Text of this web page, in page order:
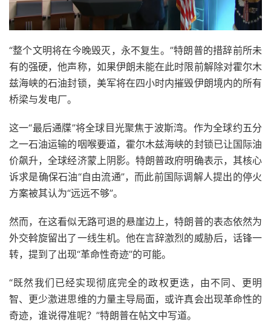
“整个文明将在今晚毁灭，永不复生。”特朗普的措辞前所未
有的强硬，他声称，如果伊朗未能在此时限前解除对霍尔木
兹海峡的石油封锁，美军将在四小时内摧毁伊朗境内的所有
桥梁与发电厂。
这一“最后通牒”将全球目光聚焦于波斯湾。作为全球约五分
之一石油运输的咽喉要道，霍尔木兹海峡的封锁已让国际油
价飙升，全球经济蒙上阴影。特朗普政府明确表示，其核心
诉求是确保石油“自由流通”，而此前国际调解人提出的停火
方案被其认为“远远不够”。
然而，在这看似无路可退的悬崖边上，特朗普的表态依然为
外交斡旋留出了一线生机。他在言辞激烈的威胁后，话锋一
转，提到了出现“革命性奇迹”的可能。
“既然我们已经实现彻底完全的政权更迭，由不同、更明
智、更少激进思维的力量主导局面，或许真会出现革命性的
奇迹，谁说得准呢？”特朗普在帖文中写道。